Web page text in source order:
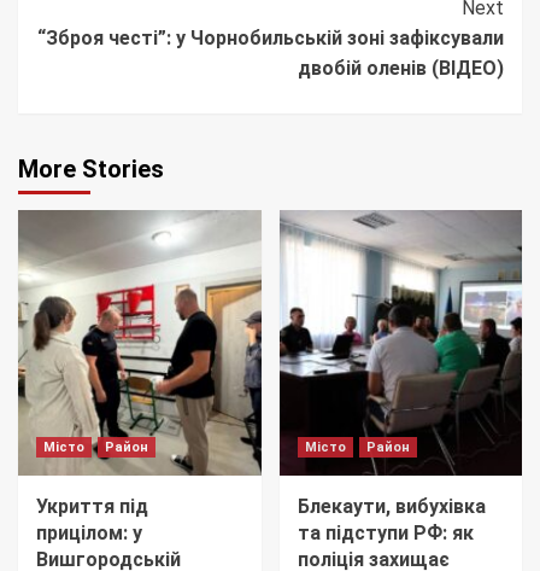
Next
“Зброя честі”: у Чорнобильській зоні зафіксували
двобій оленів (ВІДЕО)
More Stories
Місто Район
Укриття під
прицілом: у
Вишгородській
Місто Район
Блекаути, вибухівка
та підступи РФ: як
поліція захищає